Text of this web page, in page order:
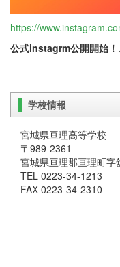
https://
公式instagrm公開開始
学校情報
宮城県亘理高等学校
〒989-2361
宮城県亘理郡亘理町字
TEL 0223-34-1213
FAX 0223-34-2310